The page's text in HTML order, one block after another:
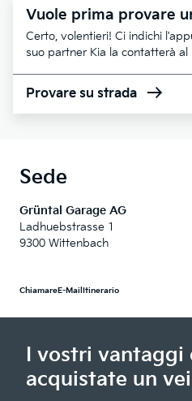
Vuole prima provare
Certo, volentieri! Ci indichi
suo partner Kia la contatterà al
Provare su strada
Sede
Grüntal Garage AG
Ladhuebstrasse 1
9300 Wittenbach
ChiamareE-Mail Itinerario
I vostri vantaggi
acquistate un